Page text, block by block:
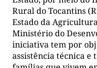
Rural do Tocantins
Estado da
Ministério do
iniciativa tem por
assistência técnica